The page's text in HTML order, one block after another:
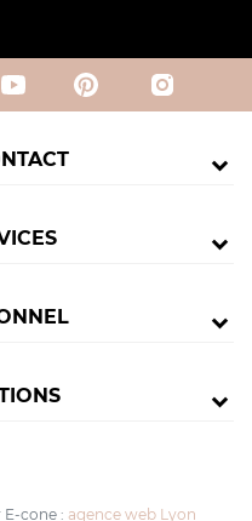
E-cone : agence web Lyon